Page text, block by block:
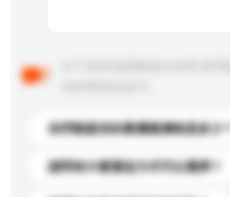
你們能提供的最優惠價格是多少？
請問有什麼運送方式可以選擇？